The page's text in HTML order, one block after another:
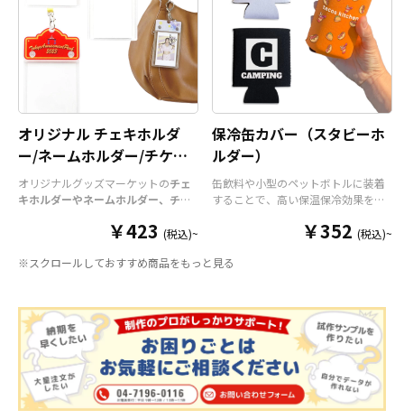
オリジナル チェキホルダ
ー/ネームホルダー/チケッ
トホルダー
オリジナルグッズマーケットのチェ
キホルダーやネームホルダー、チケ
ダーパーツを組み合わせた今まであ
です。透明度が高く美しいアクリル
ー、ネームホルダーでオリジナルの
ホルダーはデザイン次第でどんなシ
ーンでもマッチします。ヘッダー部
分はダイカットでデザインにあわせ
た自由な形状で制作することができ
ます。また長さ調整と安全機能が付
いたネックストラップが標準で付属
￥423 (税込)~
保冷缶カバー（スタビーホ
ルダー）
缶飲料や小型のペットボトルに装着
することで、高い保温保冷効果を発
ダー）をOEM製作できます。使わな
携帯性に優れています。オールシー
ラーは全9色ご用意しておりますの
で、お客様のイメージやデザインに
合わせてお選びいただけます。 国内
の自社工場にて印刷いたしますの
で、短納期・小ロットでの対応が可
能です。グッズ制作の専門スタッフ
がしっかりサポートいたしますの
￥352 (税込)~
※スクロールしておすすめ商品をもっと見る